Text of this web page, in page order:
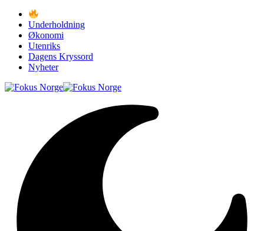
Underholdning
Økonomi
Utenriks
Dagens Kryssord
Nyheter